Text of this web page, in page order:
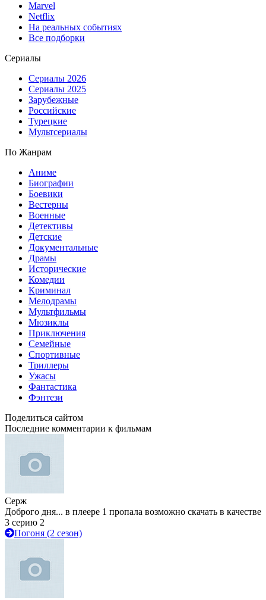
Marvel
Netflix
На реальных событиях
Все подборки
Сериалы
Сериалы 2026
Сериалы 2025
Зарубежные
Российские
Турецкие
Мультсериалы
По Жанрам
Аниме
Биографии
Боевики
Вестерны
Военные
Детективы
Детские
Документальные
Драмы
Исторические
Комедии
Криминал
Мелодрамы
Мультфильмы
Мюзиклы
Приключения
Семейные
Спортивные
Триллеры
Ужасы
Фантастика
Фэнтези
Поделиться сайтом
Последние комментарии к фильмам
Серж
Доброго дня... в плеере 1 пропала возможно скачать в качестве
3 серию 2
Погоня (2 сезон)